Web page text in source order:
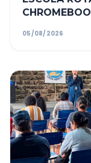
05/08/2026